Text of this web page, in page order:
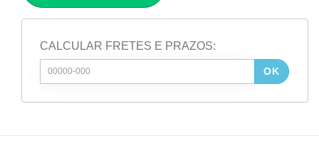
CALCULAR FRETES E PRAZOS:
OK